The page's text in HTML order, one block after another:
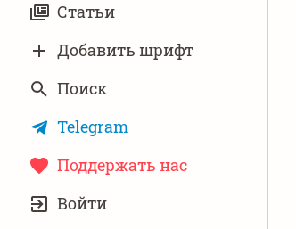
Статьи
Добавить шрифт
Поиск
Telegram
Поддержать нас
ЗАПИСЬ
Войти